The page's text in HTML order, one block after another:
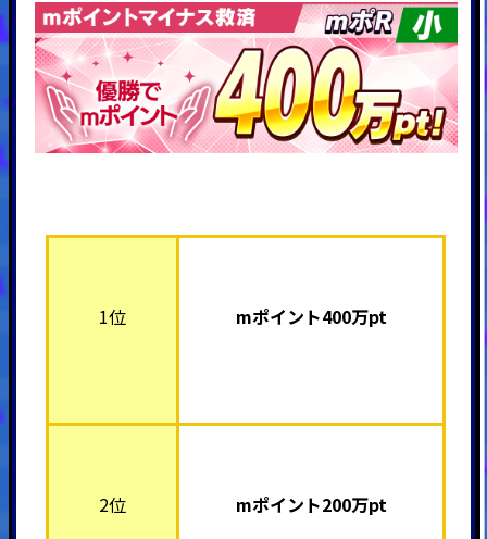
1位 mポイント400万pt
2位 mポイント200万pt